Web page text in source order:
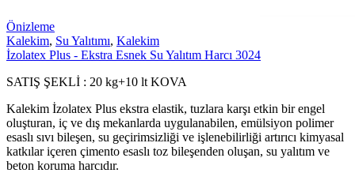
Önizleme
Kalekim, Su Yalıtımı, Kalekim
İzolatex Plus - Ekstra Esnek Su Yalıtım Harcı 3024
SATIŞ ŞEKLİ : 20 kg+10 lt KOVA
Kalekim İzolatex Plus ekstra elastik, tuzlara karşı etkin bir engel
oluşturan, iç ve dış mekanlarda uygulanabilen, emülsiyon polimer
esaslı sıvı bileşen, su geçirimsizliği ve işlenebilirliği artırıcı kimyasal
katkılar içeren çimento esaslı toz bileşenden oluşan, su yalıtım ve
beton koruma harcıdır.